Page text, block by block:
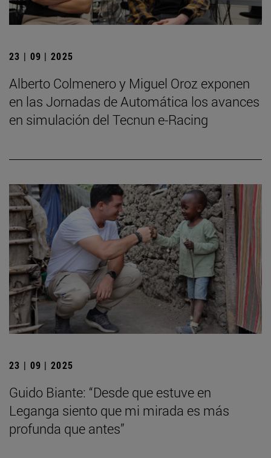
23 | 09 | 2025
Alberto Colmenero y Miguel Oroz exponen
en las Jornadas de Automática los avances
en simulación del Tecnun e-Racing
23 | 09 | 2025
Guido Biante: “Desde que estuve en
Leganga siento que mi mirada es más
profunda que antes”